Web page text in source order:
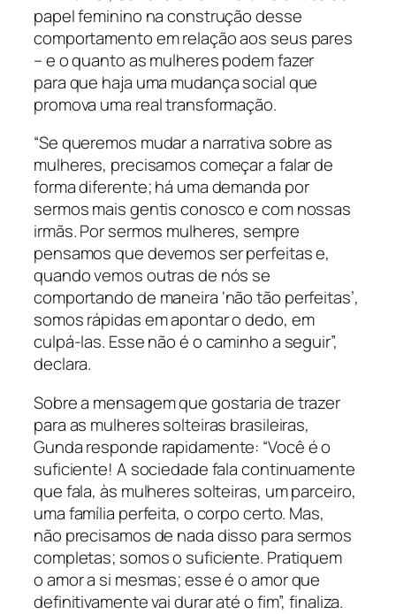
papel feminino na construção desse
comportamento em relação aos seus pares
– e o quanto as mulheres podem fazer
para que haja uma mudança social que
promova uma real transformação.
“Se queremos mudar a narrativa sobre as
mulheres, precisamos começar a falar de
forma diferente; há uma demanda por
sermos mais gentis conosco e com nossas
irmãs. Por sermos mulheres, sempre
pensamos que devemos ser perfeitas e,
quando vemos outras de nós se
comportando de maneira ‘não tão perfeitas’,
somos rápidas em apontar o dedo, em
culpá-las. Esse não é o caminho a seguir”,
declara.
Sobre a mensagem que gostaria de trazer
para as mulheres solteiras brasileiras,
Gunda responde rapidamente: “Você é o
suficiente! A sociedade fala continuamente
que fala, às mulheres solteiras, um parceiro,
uma família perfeita, o corpo certo. Mas,
não precisamos de nada disso para sermos
completas; somos o suficiente. Pratiquem
o amor a si mesmas; esse é o amor que
definitivamente vai durar até o fim”, finaliza.